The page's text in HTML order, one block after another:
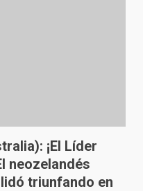
¡El Líder
neozelandés
triunfando en